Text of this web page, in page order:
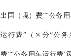
出国（境）费”“公务
运行费”（区分“公务
费”“公务用车运行费”